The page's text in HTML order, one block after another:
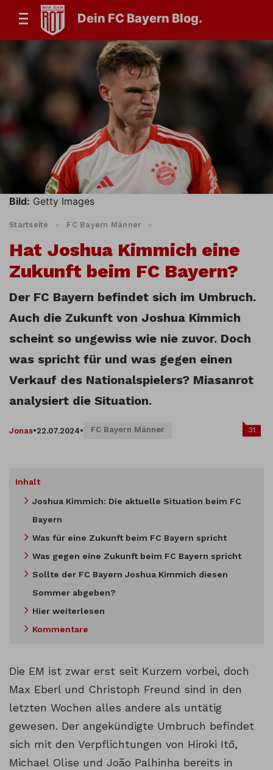
Dein FC Bayern Blog.
Bild: Getty Images
Startseite » FC Bayern Männer »
Hat Joshua Kimmich eine
Zukunft beim FC Bayern?
Der FC Bayern befindet sich im Umbruch.
Auch die Zukunft von Joshua Kimmich
scheint so ungewiss wie nie zuvor. Doch
was spricht für und was gegen einen
Verkauf des Nationalspielers? Miasanrot
analysiert die Situation.
Jonas•22.07.2024• FC Bayern Männer 31
Inhalt
Joshua Kimmich: Die aktuelle Situation beim FC
Bayern
Was für eine Zukunft beim FC Bayern spricht
Was gegen eine Zukunft beim FC Bayern spricht
Sollte der FC Bayern Joshua Kimmich diesen
Sommer abgeben?
Hier weiterlesen
Kommentare
Die EM ist zwar erst seit Kurzem vorbei, doch
Max Eberl und Christoph Freund sind in den
letzten Wochen alles andere als untätig
gewesen. Der angekündigte Umbruch befindet
sich mit den Verpflichtungen von Hiroki Itō,
Michael Olise und João Palhinha bereits in